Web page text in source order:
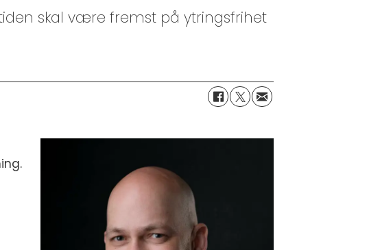
skal være fremst på ytringsfrihet